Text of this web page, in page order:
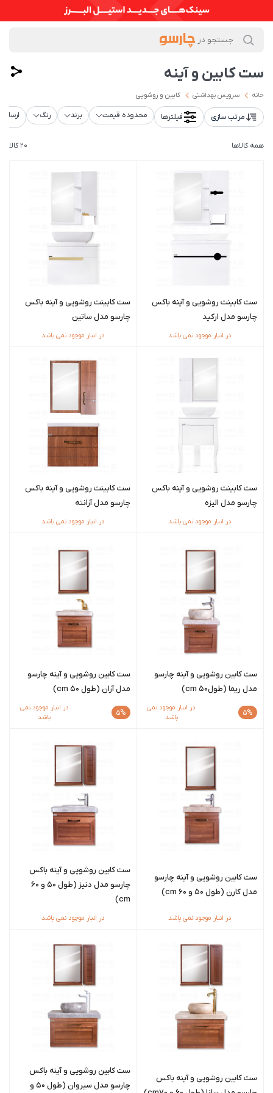
ست کابین و آینه
خانه سرویس بهداشتی کابین و روشویی
20 کالا همه کالاها
مرتب سازی فیلترها محدوده قیمت برند رنگ ارسال
ست کابینت روشویی و آینه باکس
چارسو مدل ارکید
در انبار موجود نمی باشد
ست کابینت روشویی و آینه باکس
چارسو مدل ساتین
در انبار موجود نمی باشد
ست کابینت روشویی و آینه باکس
چارسو مدل الیزه
در انبار موجود نمی باشد
ست کابینت روشویی و آینه باکس
چارسو مدل آرانته
در انبار موجود نمی باشد
ست کابین روشویی و آینه چارسو
مدل ریما (طول50 cm)
5%
در انبار موجود نمی
باشد
ست کابین روشویی و آینه چارسو
مدل آران (طول 50 cm)
5%
در انبار موجود نمی
باشد
ست کابین روشویی و آینه چارسو
مدل کارن (طول ۵۰ و ۶۰ cm)
در انبار موجود نمی باشد
ست کابین روشویی و آینه باکس
چارسو مدل دنیز (طول 50 و 60
cm)
در انبار موجود نمی باشد
ست کابین روشویی و آینه باکس
ست کابین روشویی و آینه باکس
چارسو مدل سیروان (طول 50 و